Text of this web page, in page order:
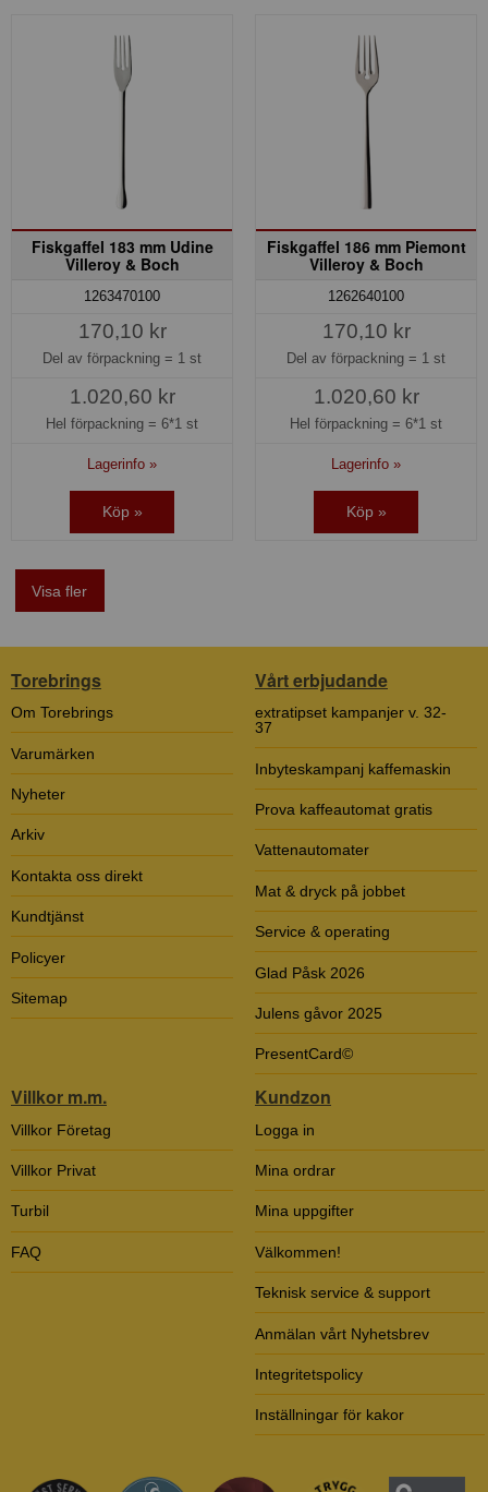
Fiskgaffel 183 mm Udine
Villeroy & Boch
1263470100
170,10 kr
Del av förpackning = 1 st
1.020,60 kr
Hel förpackning = 6*1 st
Lagerinfo »
Köp »
Fiskgaffel 186 mm Piemont
Villeroy & Boch
1262640100
170,10 kr
Del av förpackning = 1 st
1.020,60 kr
Hel förpackning = 6*1 st
Lagerinfo »
Köp »
Visa fler
Torebrings
Om Torebrings
Varumärken
Nyheter
Arkiv
Kontakta oss direkt
Kundtjänst
Policyer
Sitemap
Vårt erbjudande
extratipset kampanjer v. 32-
37
Inbyteskampanj kaffemaskin
Prova kaffeautomat gratis
Vattenautomater
Mat & dryck på jobbet
Service & operating
Glad Påsk 2026
Julens gåvor 2025
PresentCard©
Villkor m.m.
Villkor Företag
Villkor Privat
Turbil
FAQ
Kundzon
Logga in
Mina ordrar
Mina uppgifter
Välkommen!
Teknisk service & support
Anmälan vårt Nyhetsbrev
Integritetspolicy
Inställningar för kakor